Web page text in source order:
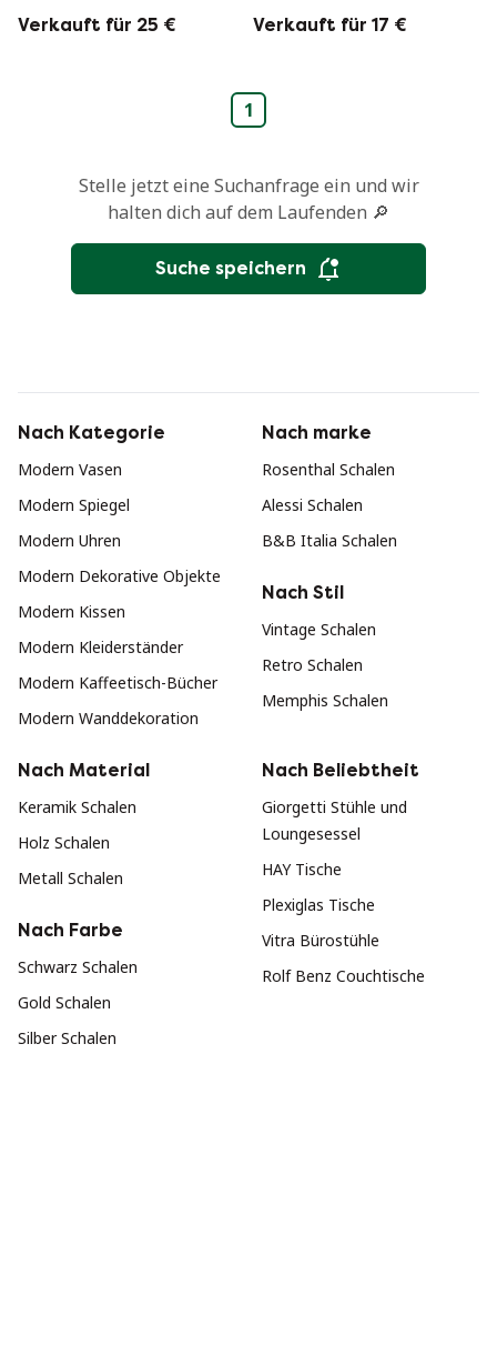
Ahorn 30 cm. x
Verkauft für 25 € Leuchter
Verkauft für 17 €
1
Stelle jetzt eine Suchanfrage ein und wir
halten dich auf dem Laufenden 🔎
Suche speichern
Nach Kategorie
Modern Vasen
Modern Spiegel
Modern Uhren
Modern Dekorative Objekte
Modern Kissen
Modern Kleiderständer
Modern Kaffeetisch-Bücher
Modern Wanddekoration
Nach marke
Rosenthal Schalen
Alessi Schalen
B&B Italia Schalen
Nach Stil
Vintage Schalen
Retro Schalen
Memphis Schalen
Nach Material
Keramik Schalen
Holz Schalen
Metall Schalen
Nach Farbe
Schwarz Schalen
Gold Schalen
Silber Schalen
Nach Beliebtheit
Giorgetti Stühle und
Loungesessel
HAY Tische
Plexiglas Tische
Vitra Bürostühle
Rolf Benz Couchtische